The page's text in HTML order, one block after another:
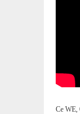
Ce WE,